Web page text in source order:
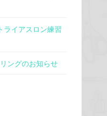
ライアスロン練習
ングのお知らせ